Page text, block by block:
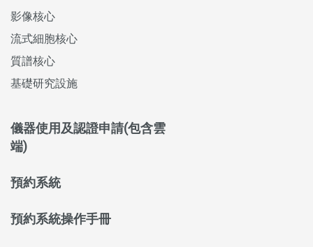
影像核心
流式細胞核心
質譜核心
基礎研究設施
儀器使用及認證申請(包含雲
端)
預約系統
預約系統操作手冊